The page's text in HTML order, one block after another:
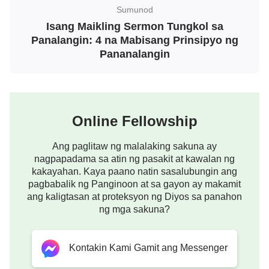
hangarin na maantig ng Banal na Espiritu. Saka
lamang sila magiging mga tao na tunay na
naghahanap sa Diyos.
Ang panalangin ay hindi lamang basta makatapos
ka, o masunod ang pamamaraan, o mabigkas ang
mga salita ng Diyos. Ibig sabihin, ang pagdarasal ay
hindi pag-uulit ng ilang salita at paggaya sa iba. Sa
panalangin, kailangang marating ng isang tao ang
kalagayan kung saan maibibigay niya ang kanyang
puso sa Diyos, na binubuksan ang puso niya para
maantig ito ng Diyos. Para maging mabisa ang
panalangin, dapat itong ibatay sa pagbabasa ng
Sumunod
Isang Maikling Sermon Tungkol sa
Panalangin: 4 na Mabisang Prinsipyo ng
Pananalangin
Online Fellowship
Ang paglitaw ng malalaking sakuna ay
nagpapadama sa atin ng pasakit at kawalan ng
kakayahan. Kaya paano natin sasalubungin ang
pagbabalik ng Panginoon at sa gayon ay makamit
ang kaligtasan at proteksyon ng Diyos sa panahon
ng mga sakuna?
Kontakin Kami Gamit ang Messenger